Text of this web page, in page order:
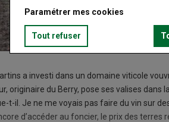
a investi dans un domaine viticole
originaire du Berry, pose ses valises dans
t-il. Je ne me voyais pas faire du vin sur
d’accéder au foncier, le prix des
Paramétrer mes cookies
Tout refuser